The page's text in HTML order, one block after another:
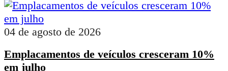
04 de agosto de 2026
Emplacamentos de veículos cresceram 10%
em julho